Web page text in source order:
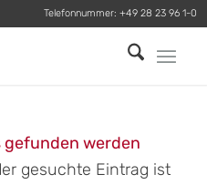
Telefonnummer: +49 28 23 96 1-0
gefunden werden
gesuchte Eintrag ist